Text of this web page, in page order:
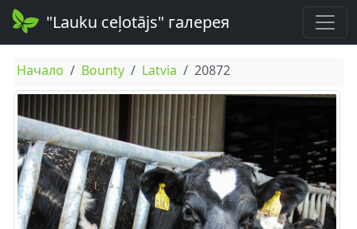
"Lauku ceļotājs" галерея
Начало Bounty Latvia 20872